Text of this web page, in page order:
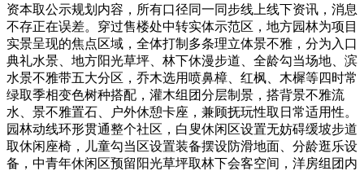
资本取公示规划内容，所有口径同一同步线上线下资讯，消息
不存正在误差。穿过售楼处中转实体示范区，地方园林为项目
实景呈现的焦点区域，全体打制多条理立体景不雅，分为入口
典礼水景、地方阳光草坪、林下休漫步道、全龄勾当场地、滨
水景不雅带五大分区，乔木选用喷鼻樟、红枫、木樨等四时常
绿取季相变色树种搭配，灌木组团分层制景，搭背景不雅流
水、景不雅置石、户外休憩卡座，兼顾抚玩性取日常适用性。
园林动线环形贯通整个社区，白叟休闲区设置无妨碍缓坡步道
取休闲座椅，儿童勾当区设置装备摆设防滑地面、分龄逛乐设
备，中青年休闲区预留阳光草坪取林下会客空间，洋房组团内